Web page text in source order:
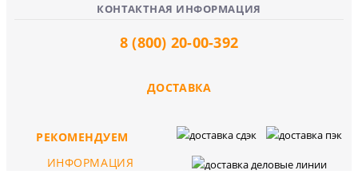
КОНТАКТНАЯ ИНФОРМАЦИЯ
8 (800) 20-00-392
ДОСТАВКА
РЕКОМЕНДУЕМ
ИНФОРМАЦИЯ